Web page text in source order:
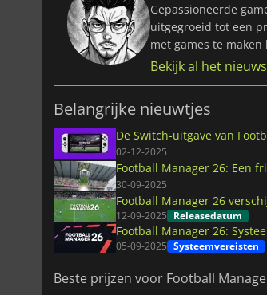
Gepassioneerde
uitgegroeid tot een
met games te maken
Bekijk al het nieuws
Belangrijke nieuwtjes
De Switch-uitgave van
02-12-2025
Football Manager 26: Een
30-09-2025
Football Manager 26
12-09-2025 Releasedatum
Football Manager 26:
05-09-2025 Systeemvereisten
Beste prijzen voor Football